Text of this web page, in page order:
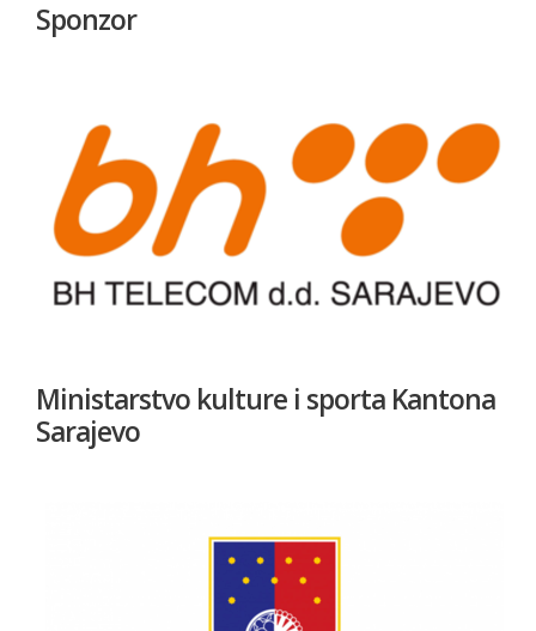
Sponzor
Ministarstvo kulture i sporta Kantona
Sarajevo